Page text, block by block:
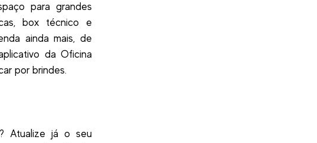
para grandes
box técnico e
ainda mais, de
da Oficina
por brindes.
Atualize já o seu